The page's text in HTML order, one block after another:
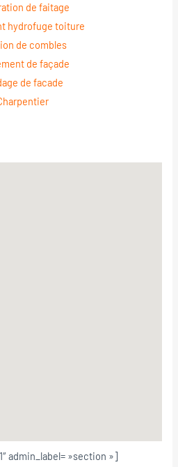
de faitage
hydrofuge toiture
de combles
de façade
de facade
admin_label= »section »]